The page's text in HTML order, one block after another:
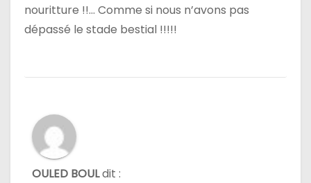
nouritture !!… Comme si nous n’avons pas
dépassé le stade bestial !!!!!
OULED BOULdit :